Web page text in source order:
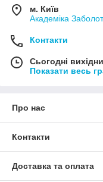
м. Київ
Академіка
Контакти
Сьогодні
Показати весь
Про нас
Контакти
Доставка та оплата